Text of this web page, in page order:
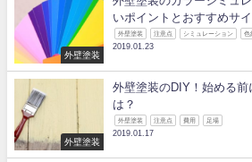
外壁塗装
いポイントとおすすめサイ
外壁塗装 注意点 シミュレーション 色
2019.01.23
外壁塗装
外壁塗装のDIY！始める前
は？
外壁塗装 注意点 費用 足場
2019.01.17